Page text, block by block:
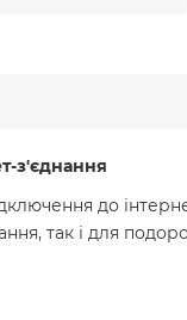
з'єднання
до
так і для